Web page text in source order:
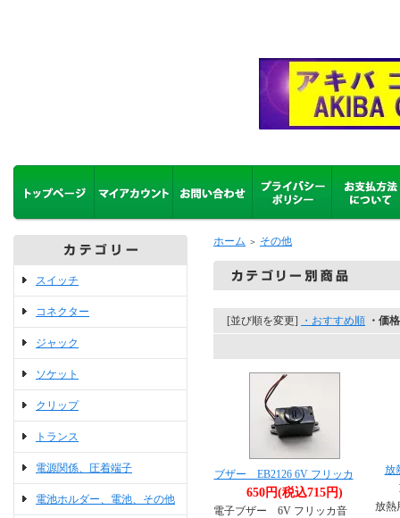
スイッチ
コネクター
ジャック
ソケット
クリップ
トランス
電源関係、圧着端子
電池ホルダー、電池、その他
ホーム ＞ その他
[並び順を変更] ・おすすめ順 ・価
ブザー EB2126 6V フリッカ
650円(税込715円)
電子ブザー 6V フリッカ音
放
放熱